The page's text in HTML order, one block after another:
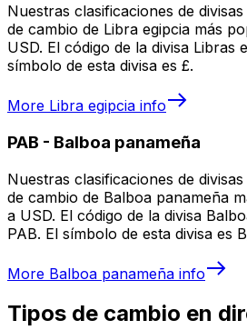
Nuestras clasificaciones de
de cambio de Libra egipcia más
USD. El código de la divisa Libras
símbolo de esta divisa es £.
More Libra egipcia info
PAB - Balboa panameña
Nuestras clasificaciones de
de cambio de Balboa panameña
a USD. El código de la divisa
PAB. El símbolo de esta divisa es
More Balboa panameña info
Tipos de cambio en